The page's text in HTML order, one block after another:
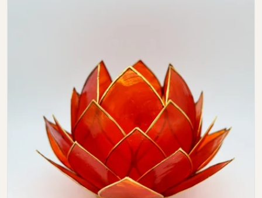
Open media 0 in modal